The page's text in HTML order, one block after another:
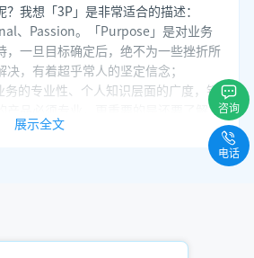
我想「3P」是非常适合的描述：
、Passion。「Purpose」是对业务
，一旦目标确定后，绝不为一些挫折所
，有着超乎常人的坚定信念；
务的专业性、个人知识层面的广度，销
产品必须专业，更重要的是还要了解从
相关知识，这种广度的专业知识更容易
从而产生信赖感。「Passion」是对客
的感情基础，正所谓「热情可以溶化冰
尖的销售人员一定有所体会－「销售是
展示全文
咨询
电话